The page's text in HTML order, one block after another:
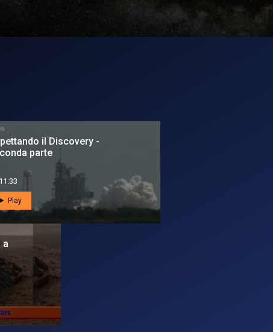
il Discovery -
parte
Play
a